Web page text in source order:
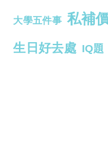
大學五件事 私補
生日好去處 IQ題